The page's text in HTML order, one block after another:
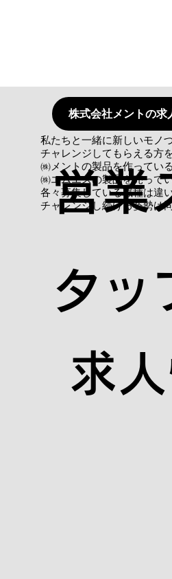
求
私たちと一緒に新しいモノ
チャレンジしてもらえる方
㈱メントの製品を作ってい
㈱エムエスの製品を売って
各々募集している職種は違
チャレンジし続ける姿勢は
株式会社メントの求
営業
タッ